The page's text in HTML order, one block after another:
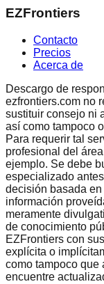
EZFrontiers
Contacto
Precios
Acerca de
Descargo de
ezfrontiers.com no
sustituir consejo ni
así como tampoco
Para requerir tal
profesional del
ejemplo. Se debe
especializado
decisión basada
información
meramente
de conocimiento
EZFrontiers con
explícita o
como tampoco que
encuentre